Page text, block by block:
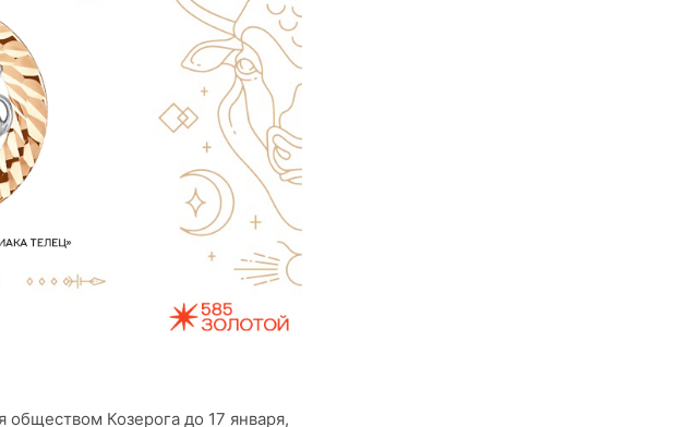
Козерога до 17 января,